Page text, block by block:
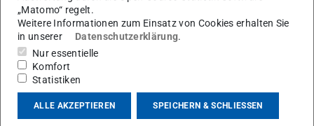
residual force equations, and equilibrium paths. Critical
points, bifurcation, and limit points in conservative
systems. Introductory nonlinear examples.
3. Formulation of geometrically nonlinear finite
elements
Review of nonlinear continuum mechanics. Total
„Matomo“ regelt.
Weitere Informationen zum Einsatz von Cookies erhalten Sie
in unserer
Datenschutzerklärung.
Nur essentielle
Komfort
Statistiken
ALLE AKZEPTIEREN SPEICHERN & SCHLIESSEN